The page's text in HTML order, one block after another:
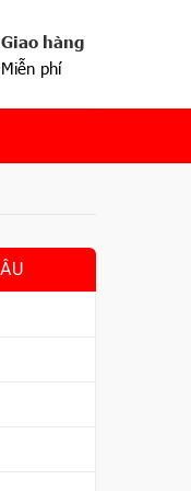
Giao hàng
Miễn phí